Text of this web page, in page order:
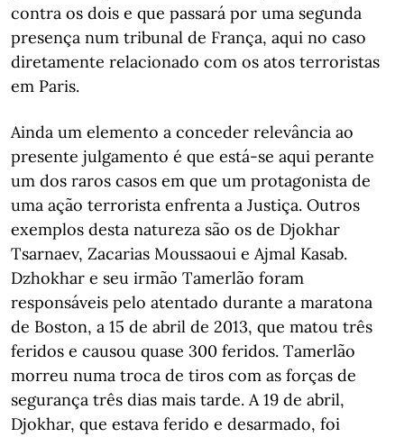
contra os dois e que passará por uma segunda
presença num tribunal de França, aqui no caso
diretamente relacionado com os atos terroristas
em Paris.
Ainda um elemento a conceder relevância ao
presente julgamento é que está-se aqui perante
um dos raros casos em que um protagonista de
uma ação terrorista enfrenta a Justiça. Outros
exemplos desta natureza são os de Djokhar
Tsarnaev, Zacarias Moussaoui e Ajmal Kasab.
Dzhokhar e seu irmão Tamerlão foram
responsáveis pelo atentado durante a maratona
de Boston, a 15 de abril de 2013, que matou três
feridos e causou quase 300 feridos. Tamerlão
morreu numa troca de tiros com as forças de
segurança três dias mais tarde. A 19 de abril,
Djokhar, que estava ferido e desarmado, foi